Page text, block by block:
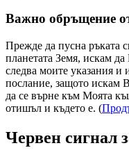
Важно обръщение
Прежде да пусна
планетата Земя,
следва моите указания
послание, защото
да се върне към Моята
отишъл и където е. (
Червен сигнал